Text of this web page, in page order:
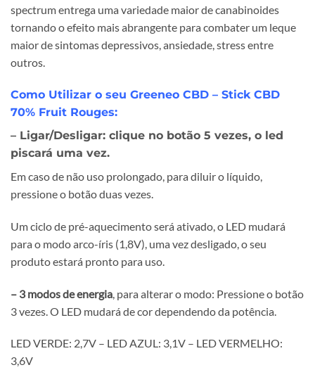
spectrum entrega uma variedade maior de canabinoides
tornando o efeito mais abrangente para combater um leque
maior de sintomas depressivos, ansiedade, stress entre
outros.
Como Utilizar o seu Greeneo CBD – Stick CBD
70% Fruit Rouges:
– Ligar/Desligar: clique no botão 5 vezes, o led
piscará uma vez.
Em caso de não uso prolongado, para diluir o líquido,
pressione o botão duas vezes.
Um ciclo de pré-aquecimento será ativado, o LED mudará
para o modo arco-íris (1,8V), uma vez desligado, o seu
produto estará pronto para uso.
– 3 modos de energia , para alterar o modo: Pressione o botão
3 vezes. O LED mudará de cor dependendo da potência.
LED VERDE: 2,7V – LED AZUL: 3,1V – LED VERMELHO:
3,6V